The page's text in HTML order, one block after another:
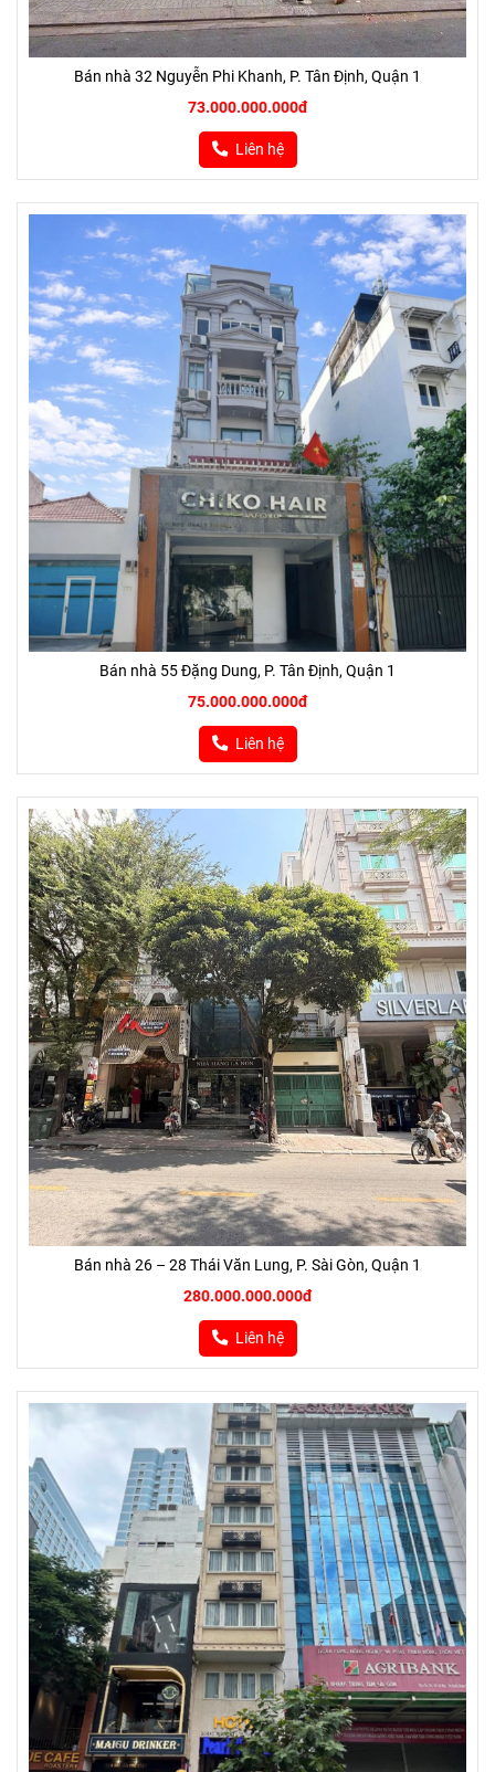
Bán nhà 32 Nguyễn Phi Khanh, P. Tân Định, Quận 1
73.000.000.000đ
Liên hệ
Bán nhà 55 Đặng Dung, P. Tân Định, Quận 1
75.000.000.000đ
Liên hệ
Bán nhà 26 – 28 Thái Văn Lung, P. Sài Gòn, Quận 1
280.000.000.000đ
Liên hệ